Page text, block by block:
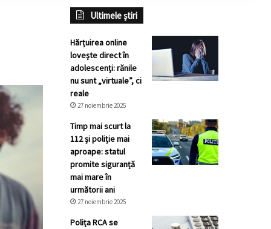
Ultimele știri
Hărțuirea online
lovește direct în
adolescenți: rănile
nu sunt „virtuale”, ci
reale
27 noiembrie 2025
Timp mai scurt la
112 și poliție mai
aproape: statul
promite siguranță
mai mare în
următorii ani
27 noiembrie 2025
Polița RCA se